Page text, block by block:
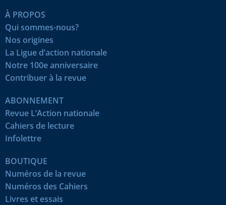
À PROPOS
Qui sommes-nous?
Nos origines
La Ligue d’action nationale
Notre 100e anniversaire
Contribuer à la revue
ABONNEMENT
Revue L’Action nationale
Cahiers de lecture
Infolettre
BOUTIQUE
Numéros de la revue
Numéros des Cahiers
Livres et essais